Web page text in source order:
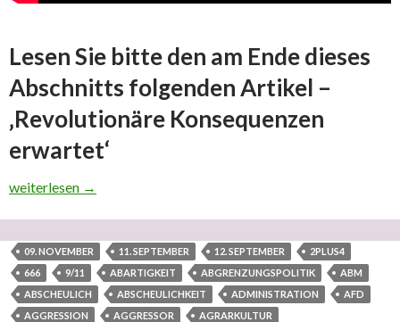
Lesen Sie bitte den am Ende dieses
Abschnitts folgenden Artikel –
‚Revolutionäre Konsequenzen
erwartet‘
Was sind die Gründe für weltimperialistische Weltkriegssucht
weiterlesen →
09. NOVEMBER 11. SEPTEMBER 12. SEPTEMBER
2PLUS4
666
9/11 ABARTIGKEIT ABGRENZUNGSPOLITIK
ABM
ABSCHEULICH
ABSCHEULICHKEIT ADMINISTRATION
AFD
AGGRESSION
AGGRESSOR
AGRARKULTUR